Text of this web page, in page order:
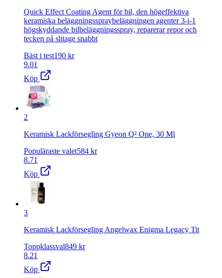
Quick Effect Coating Agent för bil, den högeffektiva
keramiska beläggningsspraybeläggningen agenter 3-i-1
högskyddande bilbeläggningsspray, reparerar repor och
tecken på slitage snabbt
Bäst i test190 kr
9.01
Köp
2
Keramisk Lackförsegling Gyeon Q² One, 30 Ml
Populäraste valet584 kr
8.71
Köp
3
Keramisk Lackförsegling Angelwax Enigma Legacy Tit
Toppklassval849 kr
8.21
Köp